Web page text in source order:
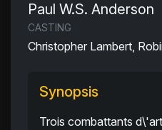
Paul W.S. Anderson
CASTING
Christopher Lambert,
Synopsis
Trois combattants